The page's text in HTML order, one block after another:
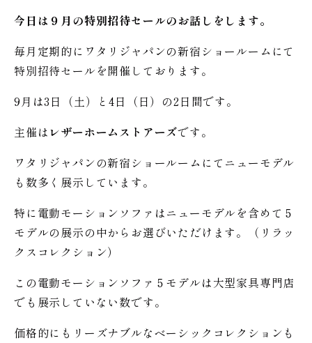
今日は９月の特別招待セールのお話しをします。
毎月定期的にワタリジャパンの新宿ショールームにて
特別招待セールを開催しております。
9月は3日（土）と4日（日）の2日間です。
主催はレザーホームストアーズです。
ワタリジャパンの新宿ショールームにてニューモデル
も数多く展示しています。
特に電動モーションソファはニューモデルを含めて５
モデルの展示の中からお選びいただけます。（リラッ
クスコレクション）
この電動モーションソファ５モデルは大型家具専門店
でも展示していない数です。
価格的にもリーズナブルなベーシックコレクションも